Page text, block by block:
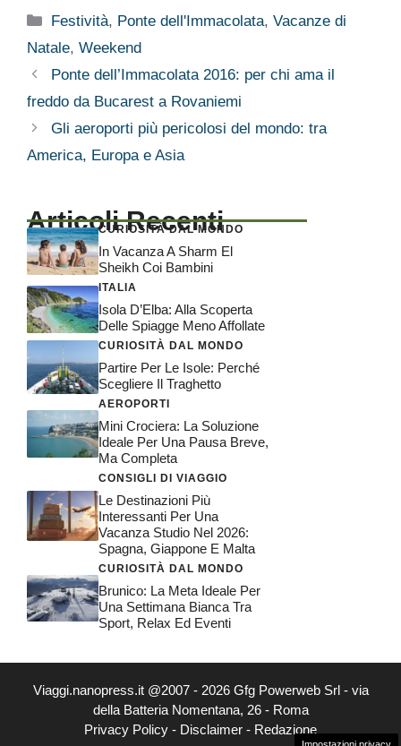
Categorie
Festività, Ponte dell'Immacolata,Vacanze di
Natale, Weekend
Ponte dell’Immacolata 2016: per chi ama il
freddo da Bucarest a Rovaniemi
Gli aeroporti più pericolosi del mondo: tra
America, Europa e Asia
Articoli Recenti
CURIOSITÀ DAL MONDO
In Vacanza A Sharm El
Sheikh Coi Bambini
ITALIA
Isola D’Elba: Alla Scoperta
Delle Spiagge Meno Affollate
CURIOSITÀ DAL MONDO
Partire Per Le Isole: Perché
Scegliere Il Traghetto
AEROPORTI
Mini Crociera: La Soluzione
Ideale Per Una Pausa Breve,
Ma Completa
CONSIGLI DI VIAGGIO
Le Destinazioni Più
Interessanti Per Una
Vacanza Studio Nel 2026:
Spagna, Giappone E Malta
CURIOSITÀ DAL MONDO
Brunico: La Meta Ideale Per
Una Settimana Bianca Tra
Sport, Relax Ed Eventi
Viaggi.nanopress.it @2007 - 2026 Gfg Powerweb Srl - via
della Batteria Nomentana, 26 - Roma
Privacy Policy - Disclaimer - Redazione